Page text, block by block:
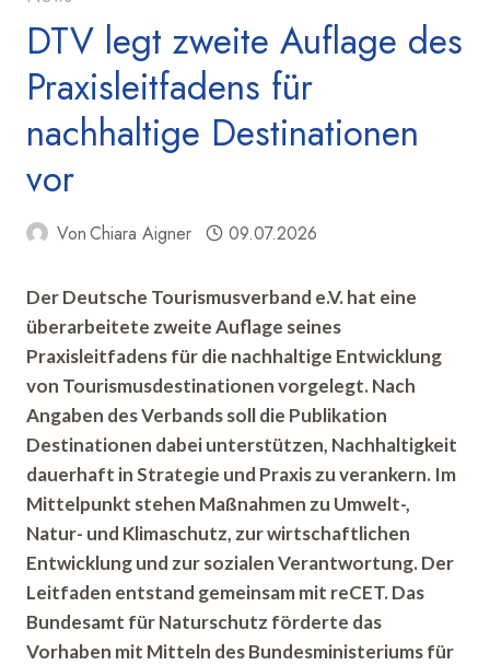
DTV legt zweite Auflage des
Praxisleitfadens für
nachhaltige Destinationen
vor
VonChiara Aigner 09.07.2026
Der Deutsche Tourismusverband e.V. hat eine
überarbeitete zweite Auflage seines
Praxisleitfadens für die nachhaltige Entwicklung
von Tourismusdestinationen vorgelegt. Nach
Angaben des Verbands soll die Publikation
Destinationen dabei unterstützen, Nachhaltigkeit
dauerhaft in Strategie und Praxis zu verankern. Im
Mittelpunkt stehen Maßnahmen zu Umwelt-,
Natur- und Klimaschutz, zur wirtschaftlichen
Entwicklung und zur sozialen Verantwortung. Der
Leitfaden entstand gemeinsam mit reCET. Das
Bundesamt für Naturschutz förderte das
Vorhaben mit Mitteln des Bundesministeriums für